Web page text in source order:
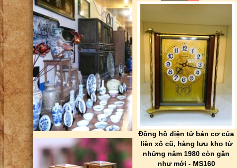
Đồng hồ điện tử bán cơ của
liên xô cũ, hàng lưu kho từ
những năm 1980 còn gần
như mới - MS160